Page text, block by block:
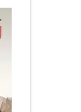
عروس سيدتي